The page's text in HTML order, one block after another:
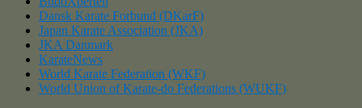
Dansk Karate Forbund (DKarF)
Japan Karate Association (JKA)
JKA Danmark
KarateNews
World Karate Federation (WKF)
World Union of Karate-do Federations (WUKF)